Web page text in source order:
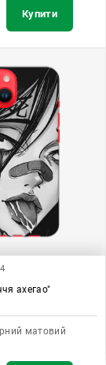
Купити
ахегао"
матовий